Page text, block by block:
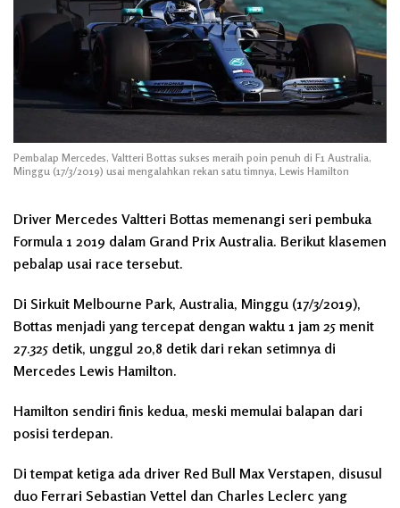
Pembalap Mercedes, Valtteri Bottas sukses meraih poin penuh di F1 Australia,
Minggu (17/3/2019) usai mengalahkan rekan satu timnya, Lewis Hamilton
Driver Mercedes Valtteri Bottas memenangi seri pembuka
Formula 1 2019 dalam Grand Prix Australia. Berikut klasemen
pebalap usai race tersebut.
Di Sirkuit Melbourne Park, Australia, Minggu (17/3/2019),
Bottas menjadi yang tercepat dengan waktu 1 jam 25 menit
27.325 detik, unggul 20,8 detik dari rekan setimnya di
Mercedes Lewis Hamilton.
Hamilton sendiri finis kedua, meski memulai balapan dari
posisi terdepan.
Di tempat ketiga ada driver Red Bull Max Verstapen, disusul
duo Ferrari Sebastian Vettel dan Charles Leclerc yang